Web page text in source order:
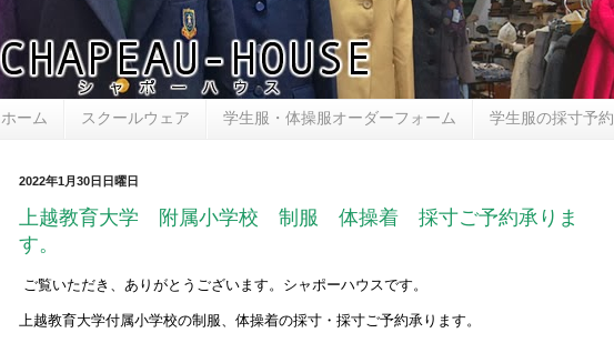
ホーム スクールウェア 学生服・体操服オーダーフォーム 学生服の採寸予約
2022年1月30日日曜日
上越教育大学 附属小学校 制服 体操着 採寸ご予約承りま
す。
ご覧いただき、ありがとうございます。シャポーハウスです。
上越教育大学付属小学校の制服、体操着の採寸・採寸ご予約承ります。